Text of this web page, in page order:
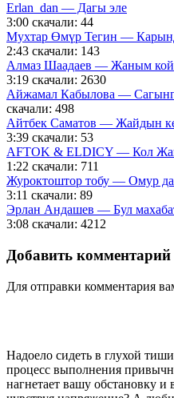
Erlan_dan — Дагы эле
3:00 скачали: 44
Мухтар Өмүр Тегин —
2:43 скачали: 143
Алмаз Шаадаев — Жаным кой
3:19 скачали: 2630
Айжамал Кабылова —
скачали: 498
Айтбек Саматов — Жайдын
3:39 скачали: 53
AFTOK & ELDICY — Кол
1:22 скачали: 711
Журоктоштор тобу — Омур
3:11 скачали: 89
Эрлан Андашев — Бул
3:08 скачали: 4212
Добавить комментарий
Для отправки комментария
Надоело сидеть в глухой
процесс выполнения
нагнетает вашу обстановку и